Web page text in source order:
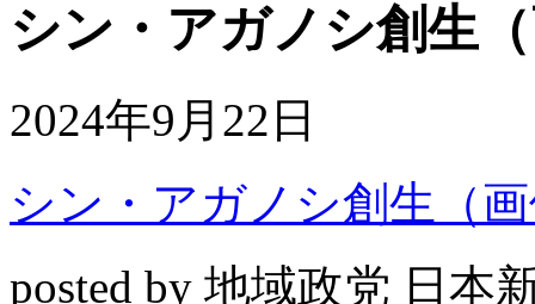
シン・アガノシ創生
2024年9月22日
シン・アガノシ創生（
posted by 地域政党 日本